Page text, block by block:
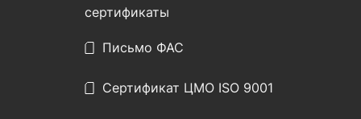
сертификаты
Письмо ФАС
Сертификат ЦМО ISO 9001